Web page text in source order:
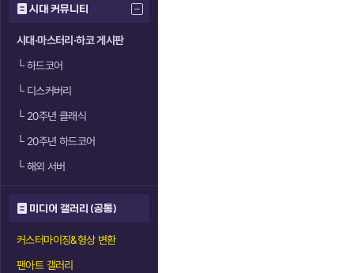
시대 커뮤니티
시대·마스터리·하코 게시판
└하드코어
└디스커버리
└20주년 클래식
└20주년 하드코어
└해외 서버
미디어 갤러리 (공통)
커스터마이징&형상 변환
팬아트 갤러리